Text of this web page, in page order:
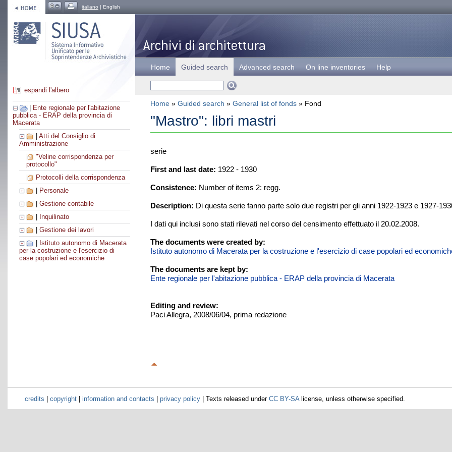
italiano | English
espandi l'albero
Ente regionale per l'abitazione
pubblica - ERAP della provincia di
Macerata
Atti del Consiglio di
Amministrazione
"Veline corrispondenza per
protocollo"
Protocolli della corrispondenza
Personale
Gestione contabile
Inquilinato
Gestione dei lavori
Istituto autonomo di Macerata
per la costruzione e l'esercizio di
case popolari ed economiche
Home Guided search Advanced search On line inventories Help
Home » Guided search » General list of fonds » Fond
"Mastro": libri mastri
serie
First and last date: 1922 - 1930
Consistence: Number of items 2: regg.
Description: Di questa serie fanno parte solo due registri per gli anni 1922-1923 e 1927-
I dati qui inclusi sono stati rilevati nel corso del censimento effettuato il 20.02.2008.
The documents were created by:
Istituto autonomo di Macerata per la costruzione e l'esercizio di case popolari ed
The documents are kept by:
Ente regionale per l'abitazione pubblica - ERAP della provincia di Macerata
Editing and review:
Paci Allegra, 2008/06/04, prima redazione
credits | copyright| information and contacts | privacy policy| Texts released under CC BY-SAlicense, unless otherwise specified.